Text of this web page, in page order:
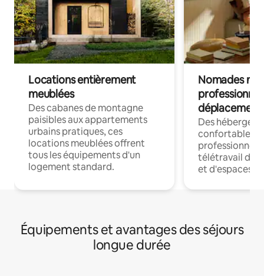
Locations entièrement
meublées
Des cabanes de montagne
paisibles aux appartements
urbains pratiques, ces
locations meublées offrent
tous les équipements d'un
logement standard.
Nomades
déplacement
Des
confortables
professionnels
télétravail
et d'espaces
Équipements et avantages des séjours
longue durée